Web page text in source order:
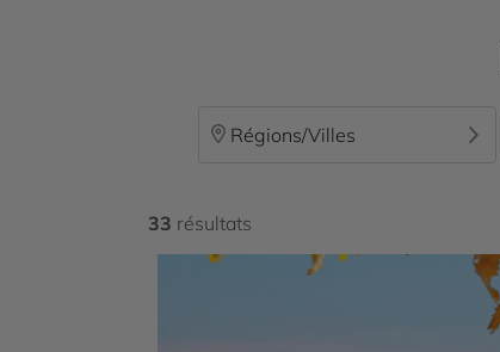
Régions/Villes
33 résultats